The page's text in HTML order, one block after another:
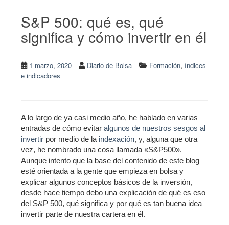
S&P 500: qué es, qué
significa y cómo invertir en él
1 marzo, 2020 Diario de Bolsa Formación, índices
e indicadores
A lo largo de ya casi medio año, he hablado en varias
entradas de cómo evitar algunos de nuestros sesgos al
invertir por medio de la indexación, y, alguna que otra
vez, he nombrado una cosa llamada «S&P500».
Aunque intento que la base del contenido de este blog
esté orientada a la gente que empieza en bolsa y
explicar algunos conceptos básicos de la inversión,
desde hace tiempo debo una explicación de qué es eso
del S&P 500, qué significa y por qué es tan buena idea
invertir parte de nuestra cartera en él.